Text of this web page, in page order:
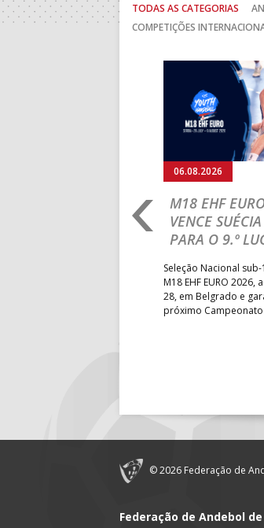
15:00 13
11
17:00
142
18:30
14
19:00
140
6-SET-2026
15:00 147
TODAS AS CATEGORIAS
COMPETIÇÕES
06.08.2026
M18 EHF
VENCE
PARA O 9.º
Seleção Nacional
M18 EHF EURO
28, em Belgrado e
próximo
© 2026 Federação de
Federação de Andebol